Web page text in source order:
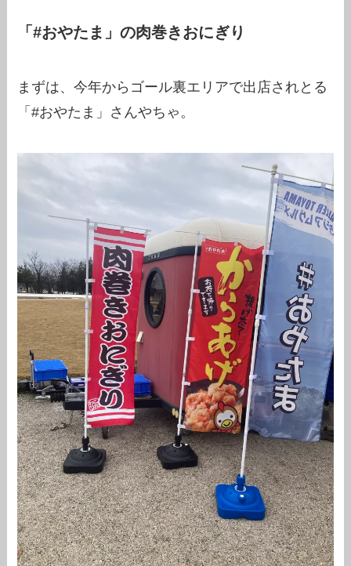
「#おやたま」の肉巻きおにぎり
まずは、今年からゴール裏エリアで出店されとる
「#おやたま」さんやちゃ。